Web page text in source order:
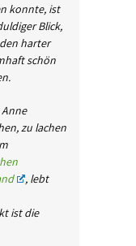
konnte, ist
Blick,
harter
schön
zu lachen
, lebt
ist die